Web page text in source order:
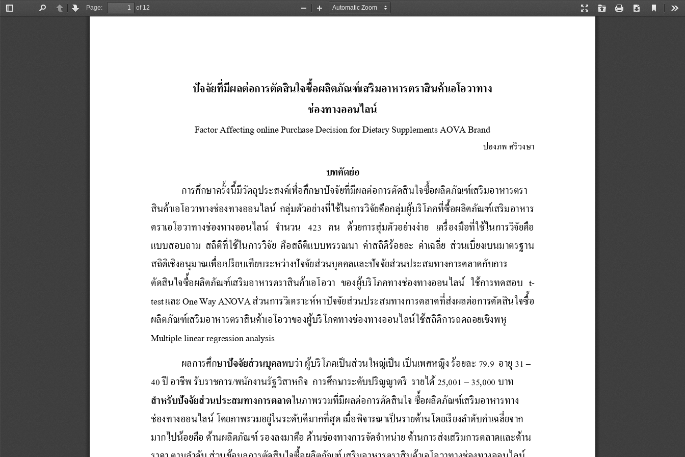
Toggle
PreviousNext
Page:
of 12
Presentation
Open Print Download
Current
Zoom
Zoom
ปัจจัยที่มีผลต่อการตัดสินใจซื้อผลิตภัณฑ์เสริมอาหารตราสินค้าเอโอวาทาง
ช่องทางออนไลน์
Factor Affecting online Purchase Decision for Dietary Supplements AOVA Brand
ปองภพ ศรีวงษา
บทคัดย่อ
การศกษาครงนมวตถประสงค
เพอศกษาปจจยทมผลตอการตดสนใจซอผลตภณฑ
เสรมอาหารตรา
สนคา
เอโอวาทางชองทางออนไลน กลมตวอยางทใชในการวจยคอกลมผบรโภคทซอผลตภณฑ
เสรมอาหา
ร
ตราเอโอวาทางช่องทางออนไลน์  จ านวน  423  คน  ด้วยการสุ่มตัวอย่างง่าย เครื่องมือที่ใช้ในการวิจัยคือ
แบบสอบถาม สถิติที่ใช้ในการวิจัย คือสถิติแบบพรรณนา ค่าสถิติร้อยละ ค่าเฉลี่ย ส่วนเบี่ยงเบนมาตรฐาน
สถิติเชิงอนุมาณเพื่อเปรียบเทียบระหว่างปัจจัยส่วนบุคคลและปัจจัยส่วนประสมทางการตลาดกับการ
ตดสนใจซอผลตภณฑ
เสรมอาหารตราสนคา
เอโอวา ของผู้บริโภคทางช่องทางออนไลน์ ใช้การทดสอบ t-
test และ One Way ANOVA ส่วนการวิเคราะห์หาปัจจัยส่วนประสมทางการตลาดที่ส่งผลต่อการตดสนใจซอ
ผลิตภัณฑ์เสริมอาหารตราสินค้าเอโอวาของผู้บริโภคทางช่องทางออนไลน์ใช้สถิติการถดถอยเชิงพหุ
Multiple linear regression analysis
ผลการศึกษาปัจจัยส่วนบุคลพบว่า ผู้บริโภคเป็นส่วนใหญ่เป็น เป็นเพศหญิง ร้อยละ 79.9  อายุ 31 –
40 ปี อาชีพ รับราชการ/พนักงานรัฐวิสาหกิจ  การศึกษาระดับปริญญาตรี  รายได้ 25,001 –35,000 บาท
ส าหรับปัจจัยส่วนประสมทางการตลาดในภาพรวมทมผลตอการตดสนใจซอผลตภณฑ
เสรมอาหารทา
ง
ช่องทางออนไลน์ โดยภาพรวมอยู่ในระดับดีมากที่สุด เมื่อพิจารณาเป็นรายด้านโดยเรียงล าดับค่าเฉลี่ยจาก
มากไปน้อยคือ ด้านผลิตภัณฑ์รองลงมาคือ ด้านช่องทางการจัดจ าหน่ายด้านการส่งเสริมการตลาดและด้าน
ราคาตามล าดับ สวนขอมลการตดสนใจซอผลตภณฑเสรมอาหารตราสนคา
เอโอวาทางชองทางออนไลน